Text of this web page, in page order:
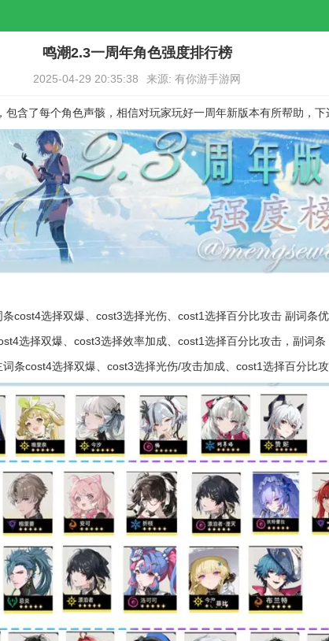
鸣潮2.3一周年角色强度排行榜
2025-04-29 20:35:38 来源: 有你游手游网
含了每个角色声骸，相信对玩家玩好一周年新版本有所帮助，
cost4选择双爆、cost3选择光伤、cost1选择百分比攻击 副词条
选择双爆、cost3选择效率加成、cost1选择百分比攻击，副词
条cost4选择双爆、cost3选择光伤/攻击加成、cost1选择百分比